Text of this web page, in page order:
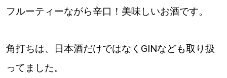
【道央のお気に入りを見つけたい】
【道東のお気に入りを見つけたい】
フルーティーながら辛口！美味しいお酒です。
角打ちは、日本酒だけではなくGINなども取り扱
ってました。